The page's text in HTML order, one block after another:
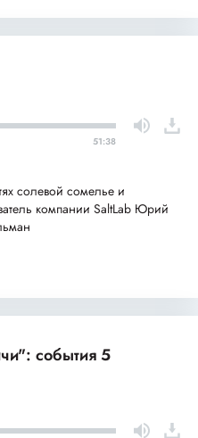
51:38
солевой сомелье и
компании SaltLab Юрий
события 5